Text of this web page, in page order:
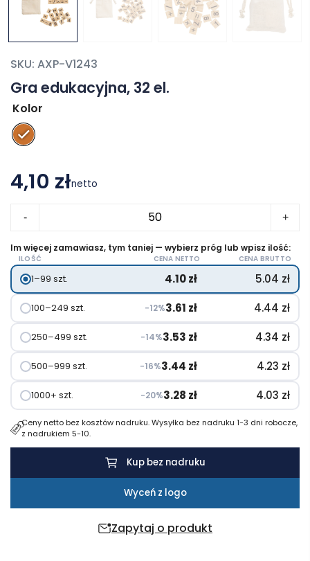
Gra edukacyjna, 32 el.
SKU: AXP-V1243
Kolor
4,10 złnetto
-
edukacyjna,
32
el.
+
Zapytaj o produkt
Im więcej zamawiasz, tym taniej — wybierz próg lub wpisz ilość:
ILOŚĆ CENA NETTO CENA BRUTTO
1–99 szt. 4.10zł 5.04 zł
100–249 szt. −12%3.61 zł 4.44 zł
250–499 szt. −14%3.53 zł 4.34 zł
500–999 szt. −16%3.44 zł 4.23 zł
1000+ szt. −20%3.28 zł 4.03 zł
Ceny netto bez kosztów nadruku. Wysyłka bez nadruku 1-3 dni robocze,
z nadrukiem 5-10.
Kup bez nadruku
Wyceń z logo